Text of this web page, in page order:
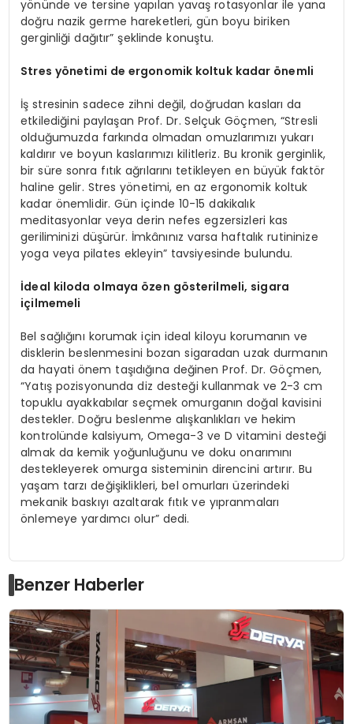
yönünde ve tersine yapılan yavaş rotasyonlar ile yana
doğru nazik germe hareketleri, gün boyu biriken
gerginliği dağıtır” şeklinde konuştu.
Stres yönetimi de ergonomik koltuk kadar önemli
İş stresinin sadece zihni değil, doğrudan kasları da
etkilediğini paylaşan Prof. Dr. Selçuk Göçmen, “Stresli
olduğumuzda farkında olmadan omuzlarımızı yukarı
kaldırır ve boyun kaslarımızı kilitleriz. Bu kronik gerginlik,
bir süre sonra fıtık ağrılarını tetikleyen en büyük faktör
haline gelir. Stres yönetimi, en az ergonomik koltuk
kadar önemlidir. Gün içinde 10-15 dakikalık
meditasyonlar veya derin nefes egzersizleri kas
geriliminizi düşürür. İmkânınız varsa haftalık rutininize
yoga veya pilates ekleyin” tavsiyesinde bulundu.
İdeal kiloda olmaya özen gösterilmeli, sigara
içilmemeli
Bel sağlığını korumak için ideal kiloyu korumanın ve
disklerin beslenmesini bozan sigaradan uzak durmanın
da hayati önem taşıdığına değinen Prof. Dr. Göçmen,
“Yatış pozisyonunda diz desteği kullanmak ve 2-3 cm
topuklu ayakkabılar seçmek omurganın doğal kavisini
destekler. Doğru beslenme alışkanlıkları ve hekim
kontrolünde kalsiyum, Omega-3 ve D vitamini desteği
almak da kemik yoğunluğunu ve doku onarımını
destekleyerek omurga sisteminin direncini artırır. Bu
yaşam tarzı değişiklikleri, bel omurları üzerindeki
mekanik baskıyı azaltarak fıtık ve yıpranmaları
önlemeye yardımcı olur” dedi.
Benzer Haberler